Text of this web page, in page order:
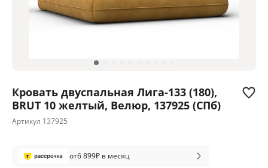
Кровать двуспальная Лига-133 (180),
BRUT 10 желтый, Велюр, 137925 (СПб)
Артикул 137925
от6 899₽ в месяц